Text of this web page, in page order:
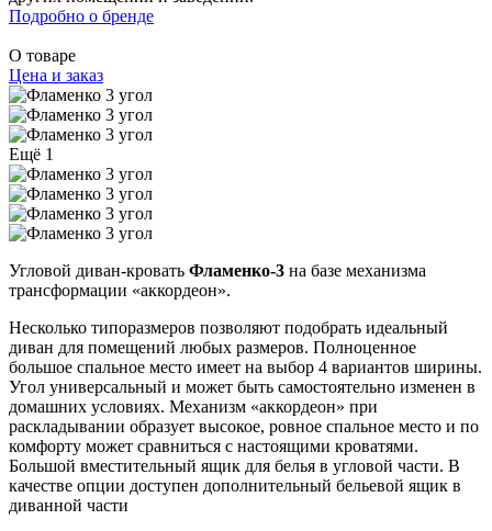
Подробно о бренде
О товаре
Цена и заказ
Ещё 1
Угловой диван-кровать Фламенко-3 на базе механизма
трансформации «аккордеон».
Несколько типоразмеров позволяют подобрать идеальный
диван для помещений любых размеров. Полноценное
большое спальное место имеет на выбор 4 вариантов ширины.
Угол универсальный и может быть самостоятельно изменен в
домашних условиях. Механизм «аккордеон» при
раскладывании образует высокое, ровное спальное место и по
комфорту может сравниться с настоящими кроватями.
Большой вместительный ящик для белья в угловой части. В
качестве опции доступен дополнительный бельевой ящик в
диванной части